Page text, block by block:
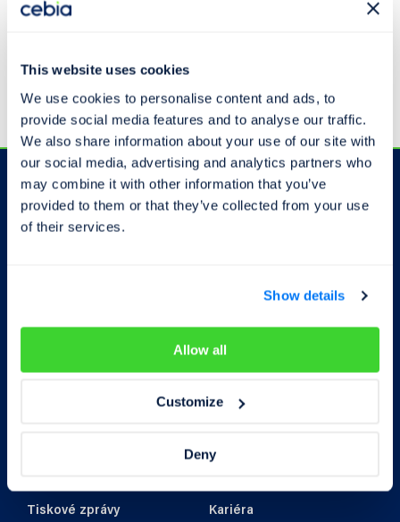
This website uses cookies
We use cookies to personalise content and ads, to
provide social media features and to analyse our traffic.
We also share information about your use of our site with
our social media, advertising and analytics partners who
may combine it with other information that you’ve
provided to them or that they’ve collected from your use
of their services.
Show details
Allow all
Customize
Deny
Podcast 🎤
Tiskové zprávy Kariéra
Odběr novinek